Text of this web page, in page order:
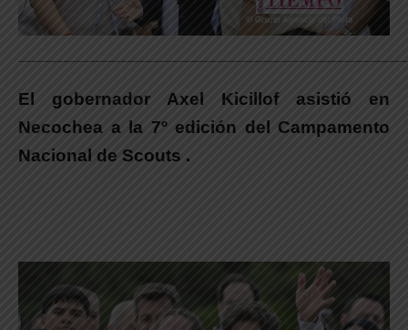
El gobernador Axel Kicillof asistió en
Necochea a la 7º edición del Campamento
Nacional de Scouts .